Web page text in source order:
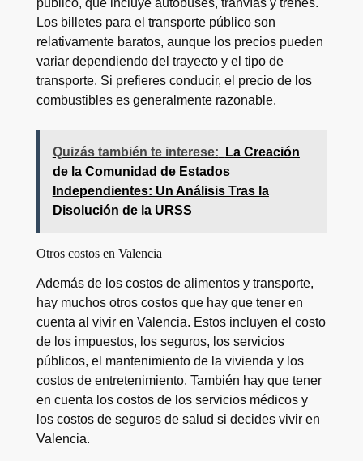
público, que incluye autobuses, tranvías y trenes.
Los billetes para el transporte público son
relativamente baratos, aunque los precios pueden
variar dependiendo del trayecto y el tipo de
transporte. Si prefieres conducir, el precio de los
combustibles es generalmente razonable.
Quizás también te interese:
La Creación
de la Comunidad de Estados
Independientes: Un Análisis Tras la
Disolución de la URSS
Otros costos en Valencia
Además de los costos de alimentos y transporte,
hay muchos otros costos que hay que tener en
cuenta al vivir en Valencia. Estos incluyen el costo
de los impuestos, los seguros, los servicios
públicos, el mantenimiento de la vivienda y los
costos de entretenimiento. También hay que tener
en cuenta los costos de los servicios médicos y
los costos de seguros de salud si decides vivir en
Valencia.